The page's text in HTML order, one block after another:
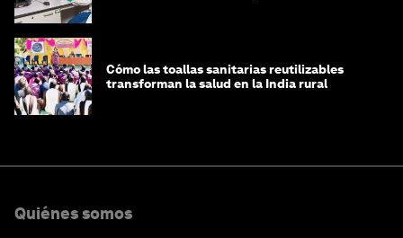
Cómo las toallas sanitarias reutilizables
transforman la salud en la India rural
Quiénes somos